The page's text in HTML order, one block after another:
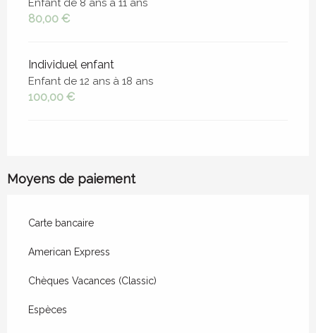
80,00 €
Individuel enfant
Enfant de 12 ans à 18 ans
100,00 €
Moyens de paiement
Carte bancaire
American Express
Chèques Vacances (Classic)
Espèces